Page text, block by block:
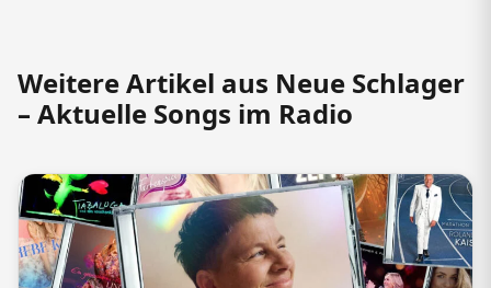
Weitere Artikel aus Neue Schlager
– Aktuelle Songs im Radio